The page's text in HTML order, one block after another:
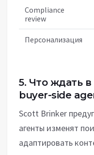
Compliance
review
Персонализация
5. Что ждать
buyer-side
Scott Brinker
агенты изменят
адаптировать